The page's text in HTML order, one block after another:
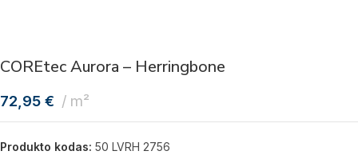
COREtec Aurora – Herringbone
72,95 € m²
Produkto kodas: 50 LVRH 2756